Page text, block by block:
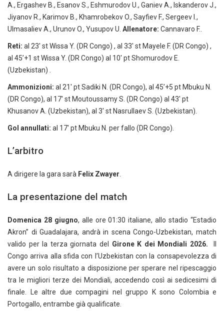
A., Ergashev B., Esanov S., Eshmurodov U., Ganiev A., Iskanderov J.,
Jiyanov R., Karimov B., Khamrobekov O., Sayfiev F., Sergeev I.,
Ulmasaliev A., Urunov O., Yusupov U. Allenatore: Cannavaro F..
Reti: al 23′ st Wissa Y. (DR Congo) , al 33′ st Mayele F. (DR Congo) ,
al 45’+1 st Wissa Y. (DR Congo) al 10′ pt Shomurodov E.
(Uzbekistan) .
Ammonizioni: al 21′ pt Sadiki N. (DR Congo), al 45’+5 pt Mbuku N.
(DR Congo), al 17′ st Moutoussamy S. (DR Congo) al 43′ pt
Khusanov A. (Uzbekistan), al 3′ st Nasrullaev S. (Uzbekistan).
Gol annullati: al 17′ pt Mbuku N. per fallo (DR Congo).
L’arbitro
A dirigere la gara sarà Felix Zwayer
La presentazione del match
Domenica 28 giugno, alle ore 01:30 italiane, allo stadio “Estadio
Akron” di Guadalajara, andrà in scena Congo-Uzbekistan, match
valido per la terza giornata del Girone K dei Mondiali 2026.
Congo arriva alla sfida con l’Uzbekistan con la consapevolezza di
avere un solo risultato a disposizione per sperare nel ripescaggio
tra le migliori terze dei Mondiali, accedendo così ai sedicesimi di
finale. Le altre due compagini nel gruppo K sono Colombia e
Portogallo, entrambe già qualificate.